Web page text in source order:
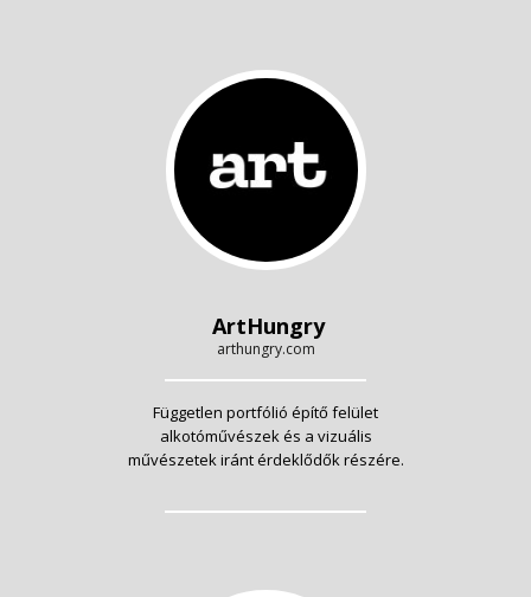
ArtHungry
arthungry.com
Független portfólió építő felület
alkotóművészek és a vizuális
művészetek iránt érdeklődők részére.